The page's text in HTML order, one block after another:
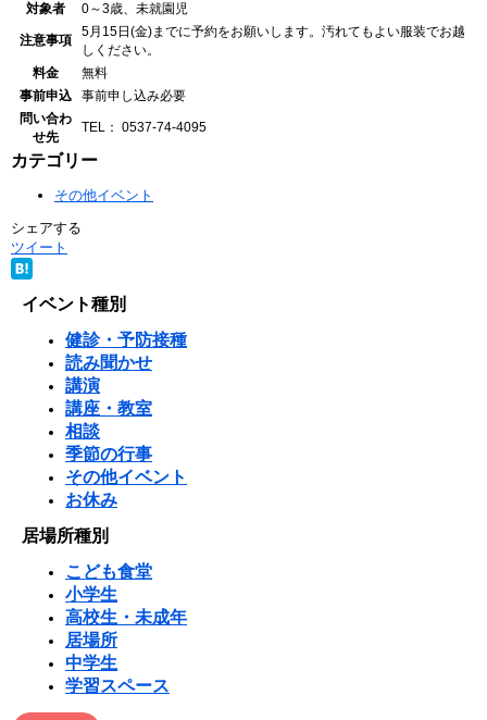
対象者
0～3歳、未就園児
注意事項
5月15日(金)までに予約をお願いします。汚れてもよい服装でお越
しください。
料金
無料
事前申込
事前申し込み必要
問い合わ
せ先
TEL： 0537-74-4095
カテゴリー
その他イベント
シェアする
ツイート
イベント種別
健診・予防接種
読み聞かせ
講演
講座・教室
相談
季節の行事
その他イベント
お休み
居場所種別
こども食堂
小学生
高校生・未成年
居場所
中学生
学習スペース